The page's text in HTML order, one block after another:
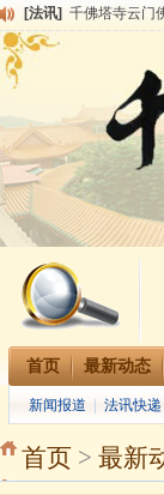
[法讯] 千佛塔寺云门
[法讯]
共赴华藏世
千佛塔寺阅藏
[法讯]
清明节祭祖报
[法讯] 本寺方丈上明
[法讯]
2015-3-26师
[法讯]
广东千佛塔寺
[法讯]
恭请海涛法师
[法讯] 2014年七月大
首页 最新动态
新闻报道 法讯快递
首页 > 最新